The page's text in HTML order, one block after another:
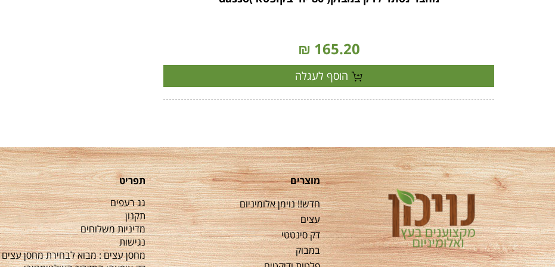
165.20 ₪
הוסף לעגלה
תפריט
גג רעפים
תקנון
מדיניות משלוחים
נגישות
מחסן עצים : מבוא לבחירת מחסן עצים
מוצרים
חדש!! נוימן אלומיניום
עצים
דק סינטטי
במבוק